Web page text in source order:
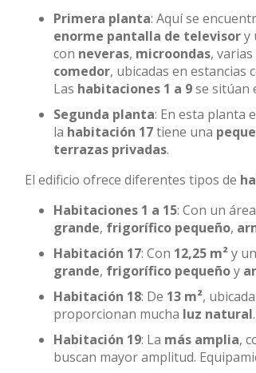
Primera planta: Aquí se
enorme pantalla de televisory
con neveras, microondas, varias
comedor, ubicadas en estancias
Las habitaciones 1 a 9se sitúan
Segunda planta: En esta planta
la habitación 17tiene una
terrazas privadas.
El edificio ofrece diferentes tipos de
Habitaciones 1 a 15: Con un
grande, frigorífico pequeño,
Habitación 17: Con 12,25 m²y
grande, frigorífico pequeñoy
Habitación 18: De 13 m²,
proporcionan mucha luz natural
Habitación 19: La más amplia,
buscan mayor amplitud.